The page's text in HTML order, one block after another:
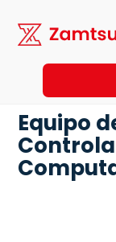
Equipo